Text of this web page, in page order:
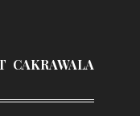
CAKRAWALA